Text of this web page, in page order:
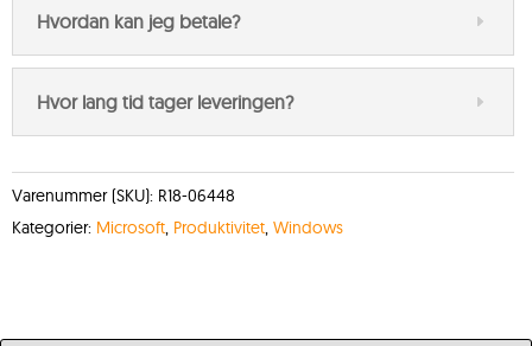
Hvordan kan jeg betale?
Hvor lang tid tager leveringen?
Varenummer (SKU): R18-06448
Kategorier: Microsoft, Produktivitet, Windows